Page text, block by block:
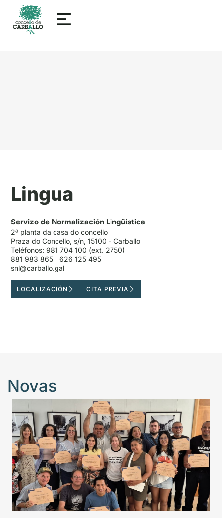
Lingua
Servizo de Normalización Lingüística
2ª planta da casa do concello
Praza do Concello, s/n, 15100 - Carballo
Teléfonos: 981 704 100 (ext. 2750)
881 983 865 | 626 125 495
snl@carballo.gal
LOCALIZACIÓN CITA PREVIA
Novas